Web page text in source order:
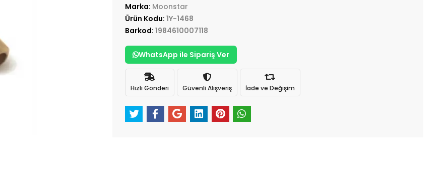
Marka: Moonstar
Ürün Kodu: 1Y-1468
Barkod: 1984610007118
WhatsApp ile Sipariş Ver
Hızlı Gönderi Güvenli Alışveriş İade ve Değişim